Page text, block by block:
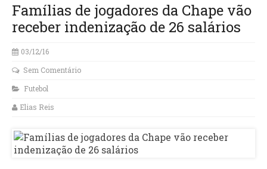
Famílias de jogadores da Chape vão
receber indenização de 26 salários
03/12/16
Sem Comentário
Futebol
Elias Reis